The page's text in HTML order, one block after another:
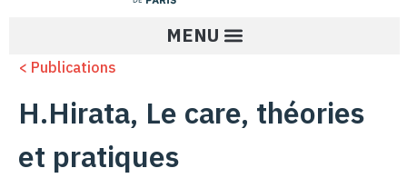
< Publications
H.Hirata, Le care, théories
et pratiques